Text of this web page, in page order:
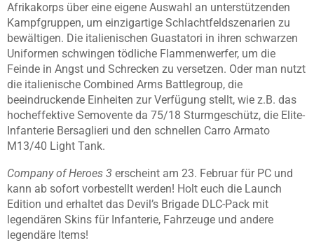
Afrikakorps über eine eigene Auswahl an unterstützenden
Kampfgruppen, um einzigartige Schlachtfeldszenarien zu
bewältigen. Die italienischen Guastatori in ihren schwarzen
Uniformen schwingen tödliche Flammenwerfer, um die
Feinde in Angst und Schrecken zu versetzen. Oder man nutzt
die italienische Combined Arms Battlegroup, die
beeindruckende Einheiten zur Verfügung stellt, wie z.B. das
hocheffektive Semovente da 75/18 Sturmgeschütz, die Elite-
Infanterie Bersaglieri und den schnellen Carro Armato
M13/40 Light Tank.
Company of Heroes 3 erscheint am 23. Februar für PC und
kann ab sofort vorbestellt werden! Holt euch die Launch
Edition und erhaltet das Devil’s Brigade DLC-Pack mit
legendären Skins für Infanterie, Fahrzeuge und andere
legendäre Items!